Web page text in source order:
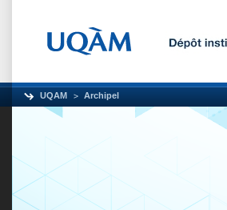
UQAM Archipel